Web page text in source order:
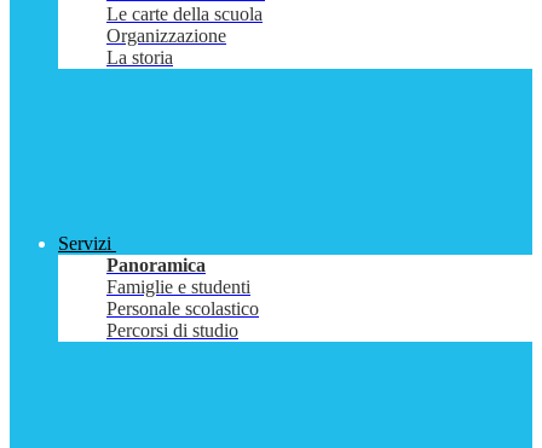
Le carte della scuola
Organizzazione
La storia
Servizi
Panoramica
Famiglie e studenti
Personale scolastico
Percorsi di studio